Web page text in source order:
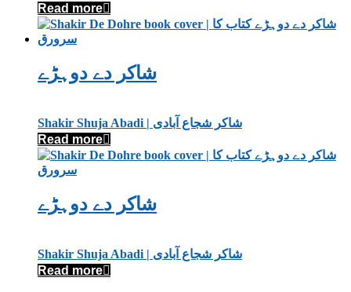
جذبات کو نہایت سادہ مگر اثر انگیز اسلوب میں پیش کیا گیا
ہے۔ یہ کتاب پنجابی ادب اور علاقائی ثقافت سے محبت
Read more
شاکر دے دوہڑے
Shakir Shuja Abadi | شاکر شجاع آبادی
Read more
شاکر دے دوہڑے
Shakir Shuja Abadi | شاکر شجاع آبادی
Read more